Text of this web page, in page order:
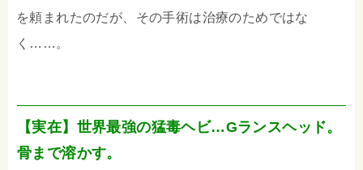
を頼まれたのだが、その手術は治療のためではな
く……。
【実在】世界最強の猛毒ヘビ…Gランスヘッド。
骨まで溶かす。